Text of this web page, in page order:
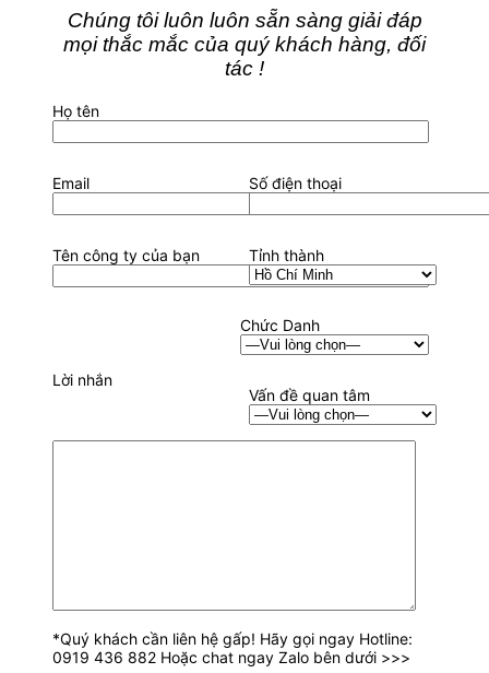
Chúng tôi luôn luôn sẵn sàng giải đáp
mọi thắc mắc của quý khách hàng, đối
tác !
Họ tên
Email Số điện thoại
Tên công ty của bạn Tỉnh thành
Chức Danh
Vấn đề quan tâm
Lời nhắn
*Quý khách cần liên hệ gấp! Hãy gọi ngay Hotline:
0919 436 882 Hoặc chat ngay Zalo bên dưới >>>